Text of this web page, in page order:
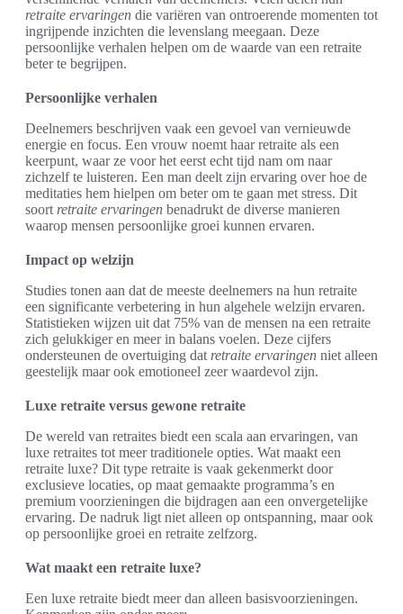
retraite ervaringen die variëren van ontroerende momenten tot
ingrijpende inzichten die levenslang meegaan. Deze
persoonlijke verhalen helpen om de waarde van een retraite
beter te begrijpen.
Persoonlijke verhalen
Deelnemers beschrijven vaak een gevoel van vernieuwde
energie en focus. Een vrouw noemt haar retraite als een
keerpunt, waar ze voor het eerst echt tijd nam om naar
zichzelf te luisteren. Een man deelt zijn ervaring over hoe de
meditaties hem hielpen om beter om te gaan met stress. Dit
soort retraite ervaringen benadrukt de diverse manieren
waarop mensen persoonlijke groei kunnen ervaren.
Impact op welzijn
Studies tonen aan dat de meeste deelnemers na hun retraite
een significante verbetering in hun algehele welzijn ervaren.
Statistieken wijzen uit dat 75% van de mensen na een retraite
zich gelukkiger en meer in balans voelen. Deze cijfers
ondersteunen de overtuiging dat retraite ervaringen niet alleen
geestelijk maar ook emotioneel zeer waardevol zijn.
Luxe retraite versus gewone retraite
De wereld van retraites biedt een scala aan ervaringen, van
luxe retraites tot meer traditionele opties. Wat maakt een
retraite luxe? Dit type retraite is vaak gekenmerkt door
exclusieve locaties, op maat gemaakte programma’s en
premium voorzieningen die bijdragen aan een onvergetelijke
ervaring. De nadruk ligt niet alleen op ontspanning, maar ook
op persoonlijke groei en retraite zelfzorg.
Wat maakt een retraite luxe?
Een luxe retraite biedt meer dan alleen basisvoorzieningen.